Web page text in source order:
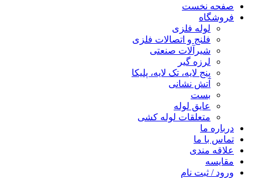
صفحه نخست
فروشگاه
لوله فلزی
فلنج و اتصالات فلزی
شیرآلات صنعتی
لرزه گیر
پنج لایه، تک لایه، پلیکا
آتش نشانی
بست
عایق لوله
متعلقات لوله کشی
درباره ما
تماس با ما
علاقه مندی
مقايسه
ورود / ثبت نام